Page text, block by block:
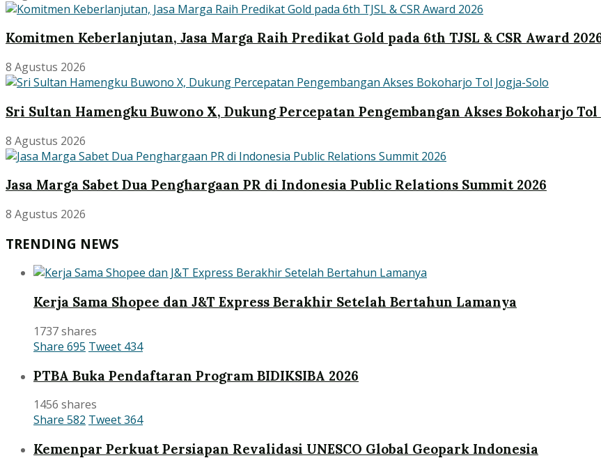
Komitmen Keberlanjutan, Jasa Marga Raih Predikat Gold pada 6th TJSL & CSR Award
8 Agustus 2026
Sri Sultan Hamengku Buwono X, Dukung Percepatan Pengembangan Akses Bokoharjo Tol
8 Agustus 2026
Jasa Marga Sabet Dua Penghargaan PR di Indonesia Public Relations Summit 2026
8 Agustus 2026
TRENDING NEWS
Kerja Sama Shopee dan J&T Express Berakhir Setelah Bertahun Lamanya
1737 shares
Share 695 Tweet 434
PTBA Buka Pendaftaran Program BIDIKSIBA 2026
1456 shares
Share 582 Tweet364
Kemenpar Perkuat Persiapan Revalidasi UNESCO Global Geopark Indonesia